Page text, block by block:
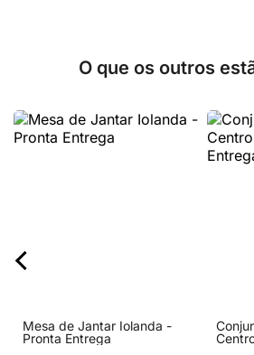
O que os outros
Mesa de Jantar Iolanda -
Pronta Entrega